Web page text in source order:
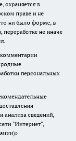
охраняется в
праве и не
ни было форме, в
не иначе
комментарии
персональных
анализа сведений,
"Интернет",